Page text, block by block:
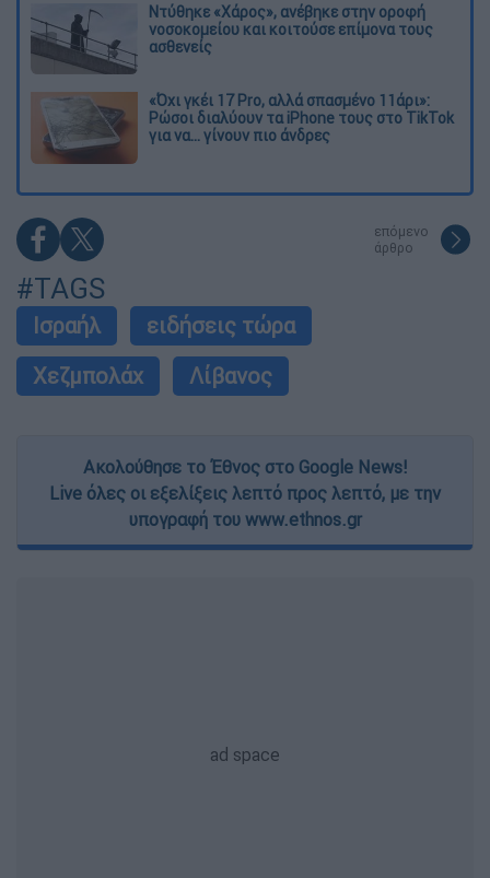
Ντύθηκε «Χάρος», ανέβηκε στην οροφή
νοσοκομείου και κοιτούσε επίμονα τους
ασθενείς
«Όχι γκέι 17 Pro, αλλά σπασμένο 11άρι»:
Ρώσοι διαλύουν τα iPhone τους στο TikTok
για να... γίνουν πιο άνδρες
επόμενο
άρθρο
#TAGS
Ισραήλ
ειδήσεις τώρα
Χεζμπολάχ
Λίβανος
Ακολούθησε το Έθνος στο Google News!
Live όλες οι εξελίξεις λεπτό προς λεπτό, με την
υπογραφή του www.ethnos.gr